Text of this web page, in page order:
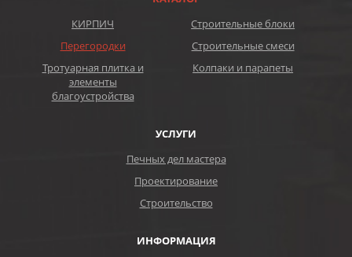
КИРПИЧ
Строительные блоки
Перегородки
Строительные смеси
Тротуарная плитка и
элементы
благоустройства
Колпаки и парапеты
УСЛУГИ
Печных дел мастера
Проектирование
Строительство
ИНФОРМАЦИЯ